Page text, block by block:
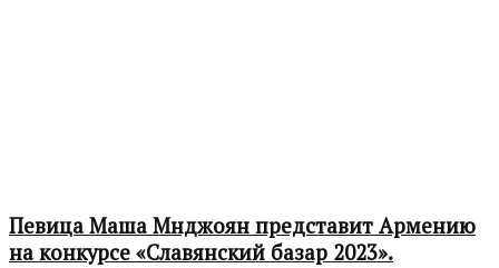
Певица Маша Мнджоян представит Армению
на конкурсе «Славянский базар 2023».